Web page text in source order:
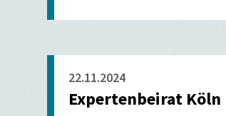
22.11.2024
Expertenbeirat Köln